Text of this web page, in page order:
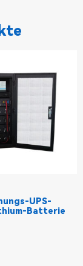
UPS-
Batterie